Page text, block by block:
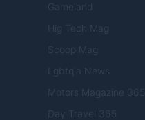
Gameland
Hig Tech Mag
Scoop Mag
Lgbtqia News
Motors Magazine 365
Day Travel 365